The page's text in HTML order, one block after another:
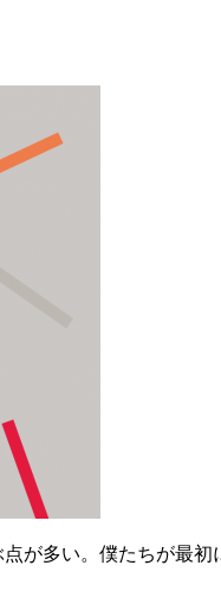
が多い。僕たちが最